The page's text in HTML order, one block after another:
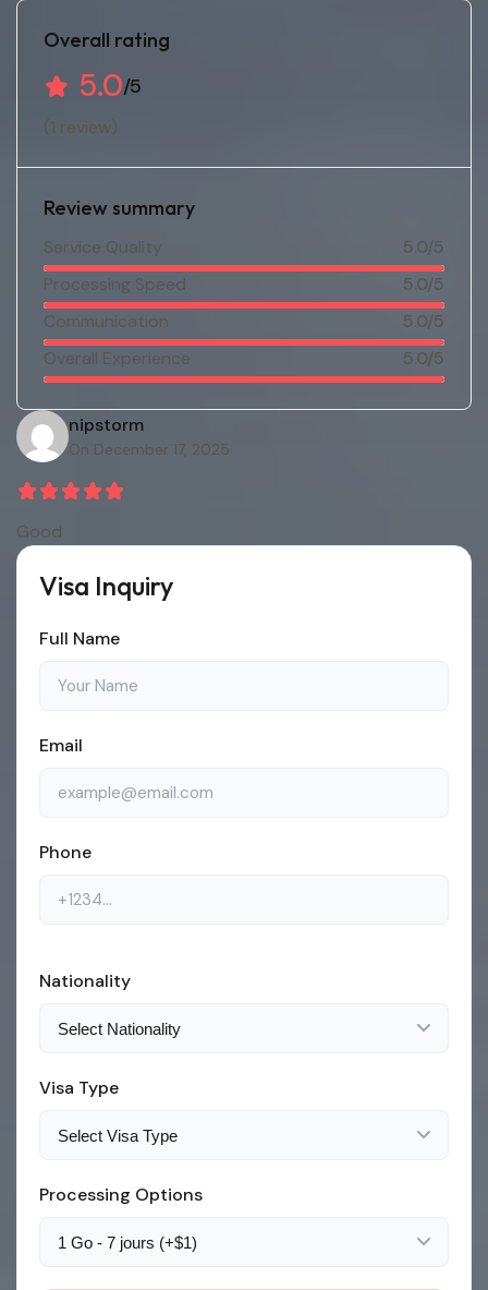
nipstorm
On December 17, 2025
Good
Overall rating
5.0/5
(1 review)
Review summary
Service Quality
5.0/5
Processing Speed
5.0/5
Communication
5.0/5
Overall Experience
5.0/5
Visa Inquiry
Full Name
Email
Phone
Nationality
Visa Type
Processing Options